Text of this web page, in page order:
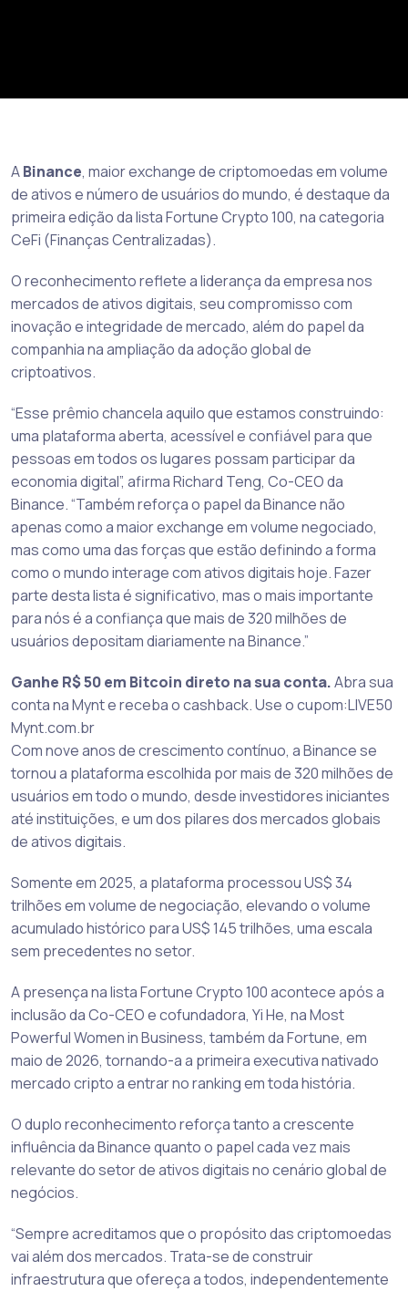
ABinance, maior exchange de criptomoedas em volume
de ativos e número de usuários do mundo, é destaque da
primeira edição da lista Fortune Crypto 100, na categoria
CeFi (Finanças Centralizadas).
O reconhecimento reflete a liderança da empresa nos
mercados de ativos digitais, seu compromisso com
inovação e integridade de mercado, além do papel da
companhia na ampliação da adoção global de
criptoativos.
“Esse prêmio chancela aquilo que estamos construindo:
uma plataforma aberta, acessível e confiável para que
pessoas em todos os lugares possam participar da
economia digital”, afirma Richard Teng, Co-CEO da
Binance. “Também reforça o papel da Binance não
apenas como a maior exchange em volume negociado,
mas como uma das forças que estão definindo a forma
como o mundo interage com ativos digitais hoje. Fazer
parte desta lista é significativo, mas o mais importante
para nós é a confiança que mais de 320 milhões de
usuários depositam diariamente na Binance.”
Ganhe R$ 50 em Bitcoin direto na sua conta.Abra sua
conta na Mynt e receba o cashback. Use o cupom:LIVE50
Mynt.com.br
Com nove anos de crescimento contínuo, a Binance se
tornou a plataforma escolhida por mais de 320 milhões de
usuários em todo o mundo, desde investidores iniciantes
até instituições, e um dos pilares dos mercados globais
de ativos digitais.
Somente em 2025, a plataforma processou US$ 34
trilhões em volume de negociação, elevando o volume
acumulado histórico para US$ 145 trilhões, uma escala
sem precedentes no setor.
A presença na lista Fortune Crypto 100 acontece após a
inclusão da Co-CEO e cofundadora, Yi He, na Most
Powerful Women in Business, também da Fortune, em
maio de 2026, tornando-a a primeira executiva nativado
mercado cripto a entrar no ranking em toda história.
O duplo reconhecimento reforça tanto a crescente
influência da Binance quanto o papel cada vez mais
relevante do setor de ativos digitais no cenário global de
negócios.
“Sempre acreditamos que o propósito das criptomoedas
vai além dos mercados. Trata-se de construir
infraestrutura que ofereça a todos, independentemente